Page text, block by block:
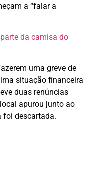
a “falar a
da camisa do
uma greve de
situação financeira
duas renúncias
apurou junto ao
foi descartada.